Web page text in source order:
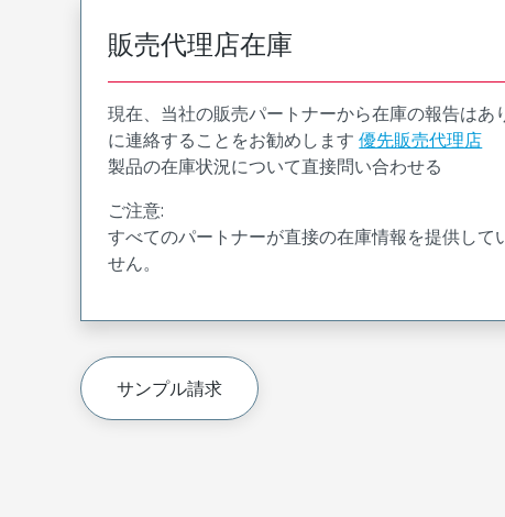
販売代理店在庫
現在、当社の販売パートナーから在庫の報告はあ
に連絡することをお勧めします 優先販売代理店
製品の在庫状況について直接問い合わせる
ご注意:
すべてのパートナーが直接の在庫情報を提供して
せん。
サンプル請求